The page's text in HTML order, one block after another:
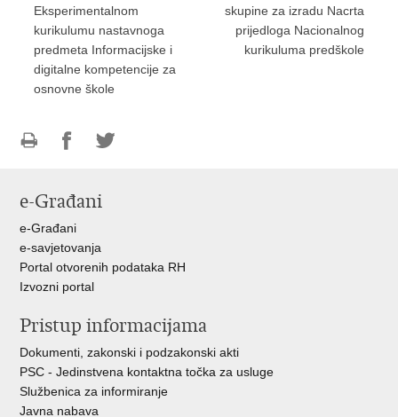
Eksperimentalnom
kurikulumu nastavnoga
predmeta Informacijske i
digitalne kompetencije za
osnovne škole
skupine za izradu Nacrta
prijedloga Nacionalnog
kurikuluma predškole
FacebookuTwitteru
e-Građani
e-Građani
e-savjetovanja
Portal otvorenih podataka RH
Izvozni portal
Pristup informacijama
Dokumenti, zakonski i podzakonski akti
PSC - Jedinstvena kontaktna točka za usluge
Službenica za informiranje
Javna nabava